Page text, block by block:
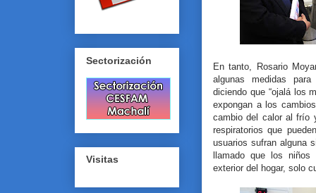
En tanto, Rosario
algunas medidas
diciendo que “ojalá los
expongan a los
cambio del calor al frío
respiratorios que
usuarios sufran alguna
llamado que los niños
exterior del hogar, solo
Sectorización
Visitas